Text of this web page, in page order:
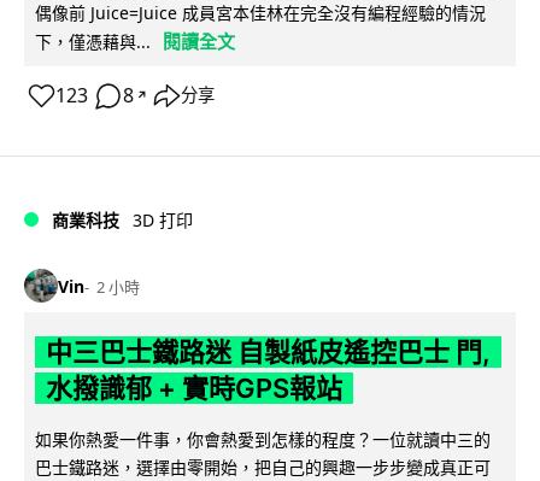
偶像前 Juice=Juice 成員宮本佳林在完全沒有編程經驗的情況
下，僅憑藉與...
閱讀全文
123 8 ↗ 分享
商業科技 3D 打印
Vin 2 小時
中三巴士鐵路迷 自製紙皮遙控巴士 門,
水撥識郁 + 實時GPS報站
如果你熱愛一件事，你會熱愛到怎樣的程度？一位就讀中三的
巴士鐵路迷，選擇由零開始，把自己的興趣一步步變成真正可